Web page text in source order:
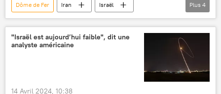
Dôme de Fer Iran
Israël
frappe de missile
missiles hypersoniques
attaque
armée
Plus 4
"Israël est aujourd’hui faible", dit une
analyste américaine
14 Avril 2024, 10:38